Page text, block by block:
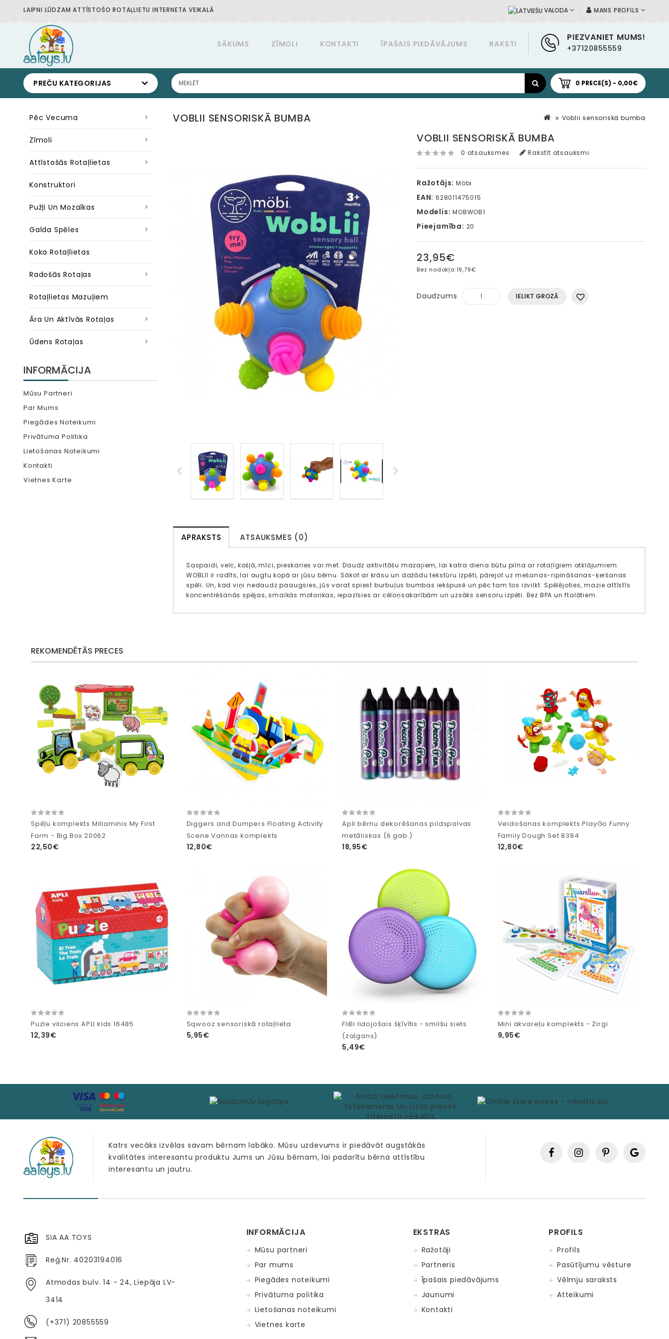
LAIPNI LŪDZAM ATTĪSTOŠO ROTAĻLIETU INTERNETA VEIKALĀ MANS PROFILS
VALODA
PIEZVANIET MUMS!
+37120855559
SĀKUMS ZĪMOLI KONTAKTI ĪPAŠAIS PIEDĀVĀJUMS RAKSTI
PREČU KATEGORIJAS 0 PRECE(S) - 0,00€
Pēc Vecuma
Zīmoli
Attīstošās Rotaļlietas
Konstruktori
Pužļi Un Mozaīkas
Galda Spēles
Koka Rotaļlietas
Radošās Rotaļas
Rotaļlietas Mazuļiem
Āra Un Aktīvās Rotaļas
Ūdens Rotaļas
INFORMĀCIJA
Mūsu Partneri
Par Mums
Piegādes Noteikumi
Privātuma Politika
Lietošanas Noteikumi
Kontakti
Vietnes Karte
Voblii sensoriskā bumba
VOBLII SENSORISKĀ BUMBA
VOBLII SENSORISKĀ BUMBA
0 atsauksmes Rakstīt atsauksmi
Ražotājs: Möbi
EAN: 628011475015
Modelis: MOBWOB1
Pieejamība: 20
23,95€
Bez nodokļa:19,79€
Daudzums IELIKT GROZĀ
APRAKSTS ATSAUKSMES (0)
Saspaidi, velc, košļā, mīci, pieskaries vai met. Daudz aktivitāšu mazajiem, lai katra diena būtu pilna ar rotaļīgiem atklājumiem.
WOBLII ir radīts, lai augtu kopā ar jūsu bērnu. Sākot ar krāsu un dažādu tekstūru izpēti, pārejot uz mešanas-ripināšanas-ķeršanas
spēli. Un, kad viņi nedaudz paaugsies, jūs varat spiest burbuļus bumbas iekšpusē un pēc tam tos izvilkt. Spēlējoties, mazie attīstīs
koncentrēšanās spējas, smalkās motorikas, iepazīsies ar cēloņsakarībām un uzsāks sensoru izpēti. Bez BPA un ftalātiem.
REKOMENDĒTĀS PRECES
Spēļu komplekts Millaminis My First
Farm - Big Box 20062
22,50€
Diggers and Dumpers Floating Activity
Scene Vannas komplekts
12,80€
Apli bērnu dekorēšanas pildspalvas
metāliskas (6 gab.)
18,95€
Veidošanas komplekts PlayGo Funny
Family Dough Set 8384
12,80€
Puzle vilciens APLI kids 16485
12,39€
Sqwooz sensoriskā rotaļlieta
5,95€
FliBi lidojošais šķīvītis - smilšu siets
(zaļgans)
5,49€
Mini akvareļu komplekts - Zirgi
9,95€
Katrs vecāks izvēlas savam bērnam labāko. Mūsu uzdevums ir piedāvāt augstākās
kvalitātes interesantu produktu Jums un Jūsu bērnam, lai padarītu bērna attīstību
interesantu un jautru.
SIA AA TOYS
Reģ.Nr. 40203194016
Atmodas bulv. 14 - 24, Liepāja LV-
3414
(+371) 20855559
INFORMĀCIJA
Mūsu partneri
Par mums
Piegādes noteikumi
Privātuma politika
Lietošanas noteikumi
Vietnes karte
EKSTRAS
Ražotāji
Partneris
Īpašais piedāvājums
Jaunumi
Kontakti
PROFILS
Profils
Pasūtījumu vēsture
Vēlmju saraksts
Atteikumi